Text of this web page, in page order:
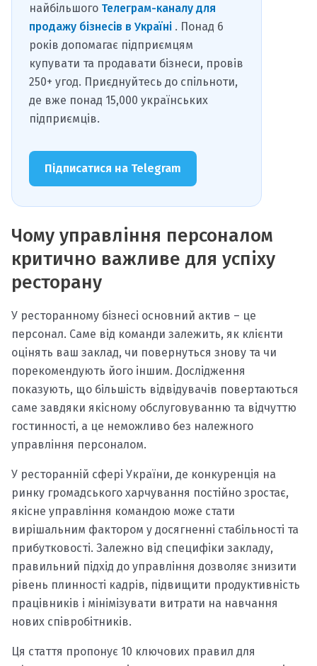
найбільшого Телеграм-каналу для
продажу бізнесів в Україні . Понад 6
років допомагає підприємцям
купувати та продавати бізнеси, провів
250+ угод. Приєднуйтесь до спільноти,
де вже понад 15,000 українських
підприємців.
Підписатися на Telegram
Чому управління персоналом
критично важливе для успіху
ресторану
У ресторанному бізнесі основний актив – це
персонал. Саме від команди залежить, як клієнти
оцінять ваш заклад, чи повернуться знову та чи
порекомендують його іншим. Дослідження
показують, що більшість відвідувачів повертаються
саме завдяки якісному обслуговуванню та відчуттю
гостинності, а це неможливо без належного
управління персоналом.
У ресторанній сфері України, де конкуренція на
ринку громадського харчування постійно зростає,
якісне управління командою може стати
вирішальним фактором у досягненні стабільності та
прибутковості. Залежно від специфіки закладу,
правильний підхід до управління дозволяє знизити
рівень плинності кадрів, підвищити продуктивність
працівників і мінімізувати витрати на навчання
нових співробітників.
Ця стаття пропонує 10 ключових правил для